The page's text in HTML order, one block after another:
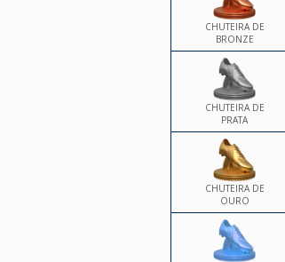
CHUTEIRA DE
BRONZE
CHUTEIRA DE
PRATA
CHUTEIRA DE
OURO